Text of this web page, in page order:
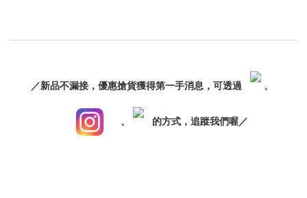
／新品不漏接，優惠搶貨獲得第一手消息，可透過 、
、 的方式，追蹤我們喔／